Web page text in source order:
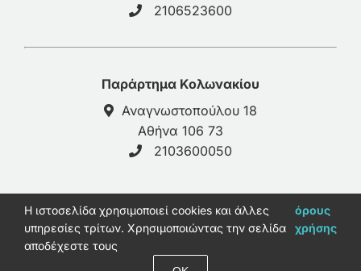
2106523600
Παράρτημα Κολωνακίου
Αναγνωστοπούλου 18
Αθήνα 106 73
2103600050
© 2026 - galinos-psy.gr |Πολιτική Απορρήτου
Ανάπτυξη Παύλος Καφρίτσας
H ιστοσελίδα χρησιμοποιεί cookies και άλλες
υπηρεσίες τρίτων. Χρησιμοποιώντας την σελίδα
αποδέχεστε τους
όρους
χρήσης